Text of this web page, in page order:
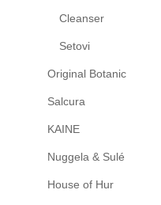
Cleanser
Setovi
Original Botanic
Salcura
KAINE
Nuggela & Sulé
House of Hur